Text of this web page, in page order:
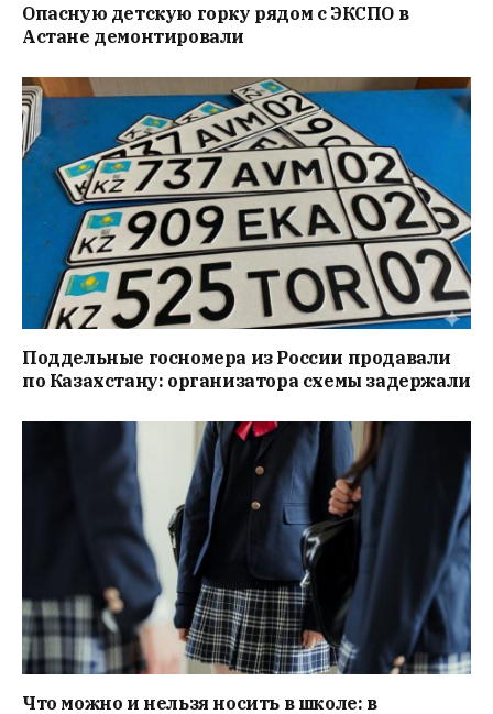
Опасную детскую горку рядом с ЭКСПО в
Астане демонтировали
Поддельные госномера из России продавали
по Казахстану: организатора схемы задержали
Что можно и нельзя носить в школе: в